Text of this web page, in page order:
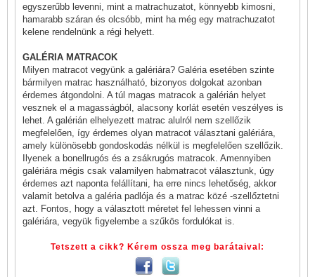
egyszerűbb levenni, mint a matrachuzatot, könnyebb kimosni,
hamarabb száran és olcsóbb, mint ha még egy matrachuzatot
kelene rendelnünk a régi helyett.
GALÉRIA MATRACOK
Milyen matracot vegyünk a galériára? Galéria esetében szinte
bármilyen matrac használható, bizonyos dolgokat azonban
érdemes átgondolni. A túl magas matracok a galérián helyet
vesznek el a magasságból, alacsony korlát esetén veszélyes is
lehet. A galérián elhelyezett matrac alulról nem szellőzik
megfelelően, így érdemes olyan matracot választani galériára,
amely különösebb gondoskodás nélkül is megfelelően szellőzik.
Ilyenek a bonellrugós és a zsákrugós matracok. Amennyiben
galériára mégis csak valamilyen habmatracot választunk, úgy
érdemes azt naponta felállítani, ha erre nincs lehetőség, akkor
valamit betolva a galéria padlója és a matrac közé -szellőztetni
azt. Fontos, hogy a választott méretet fel lehessen vinni a
galériára, vegyük figyelembe a szűkös fordulókat is.
Tetszett a cikk? Kérem ossza meg barátaival: